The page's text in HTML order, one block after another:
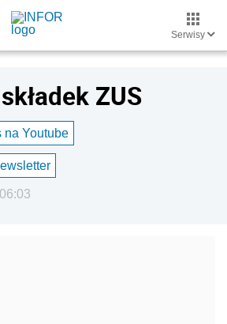
Serwisy
ZUS
na Youtube